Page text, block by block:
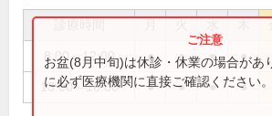
8:00～12:00 ● ● ● ●
13:00～16:00 ● ● ● ●
お盆(8月中旬)は休診・休業の場合があ
に必ず医療機関に直接ご確認ください。